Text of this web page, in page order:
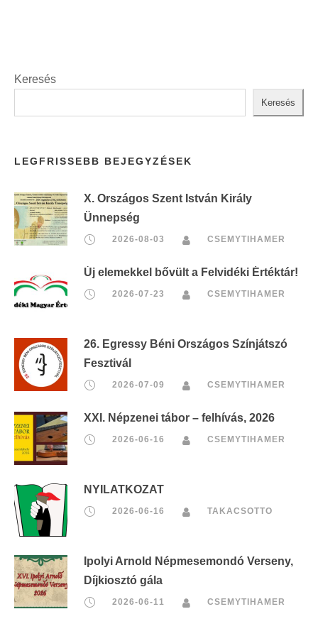
Keresés
Keresés
LEGFRISSEBB BEJEGYZÉSEK
X. Országos Szent István Király
Ünnepség
2026-08-03 CSEMYTIHAMER
Új elemekkel bővült a Felvidéki Értéktár!
2026-07-23 CSEMYTIHAMER
26. Egressy Béni Országos Színjátszó
Fesztivál
2026-07-09 CSEMYTIHAMER
XXI. Népzenei tábor – felhívás, 2026
2026-06-16 CSEMYTIHAMER
NYILATKOZAT
2026-06-16 TAKACSOTTO
Ipolyi Arnold Népmesemondó Verseny,
Díjkiosztó gála
2026-06-11 CSEMYTIHAMER